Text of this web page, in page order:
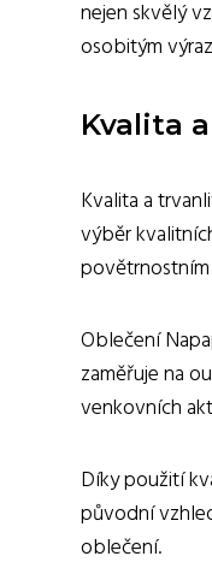
nejen skvělý
osobitým
Kvalita
Kvalita a
výběr
Oblečení
zaměřuje na
venkovních
Díky použití
původní
oblečení.